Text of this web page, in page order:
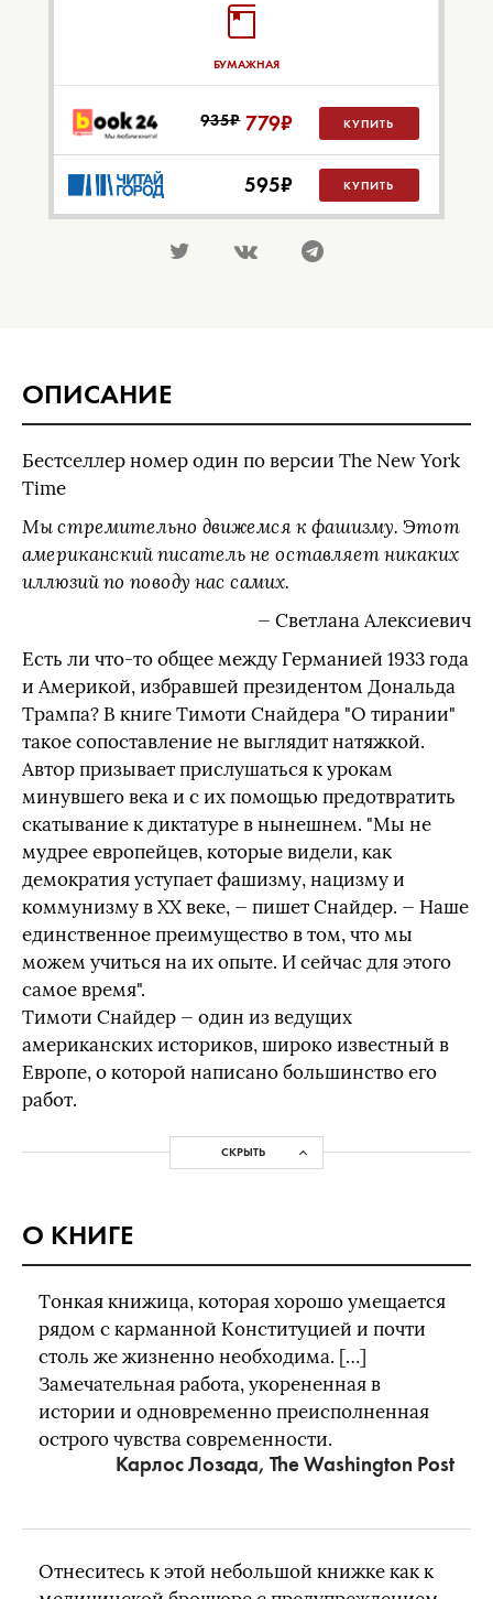
БУМАЖНАЯ
935₽ 779₽ КУПИТЬ
595₽ КУПИТЬ
ОПИСАНИЕ
Бестселлер номер один по версии The New York
Time
Мы стремительно движемся к фашизму. Этот
американский писатель не оставляет никаких
иллюзий по поводу нас самих.
— Светлана Алексиевич
Есть ли что-то общее между Германией 1933 года
и Америкой, избравшей президентом Дональда
Трампа? В книге Тимоти Снайдера "О тирании"
такое сопоставление не выглядит натяжкой.
Автор призывает прислушаться к урокам
минувшего века и с их помощью предотвратить
скатывание к диктатуре в нынешнем. "Мы не
мудрее европейцев, которые видели, как
демократия уступает фашизму, нацизму и
коммунизму в ХХ веке, — пишет Снайдер. — Наше
единственное преимущество в том, что мы
можем учиться на их опыте. И сейчас для этого
самое время".
Тимоти Снайдер — один из ведущих
американских историков, широко известный в
Европе, о которой написано большинство его
работ.
СКРЫТЬ
О КНИГЕ
Тонкая книжица, которая хорошо умещается
рядом с карманной Конституцией и почти
столь же жизненно необходима. […]
Замечательная работа, укорененная в
истории и одновременно преисполненная
острого чувства современности.
Карлос Лозада, The Washington Post
Отнеситесь к этой небольшой книжке как к